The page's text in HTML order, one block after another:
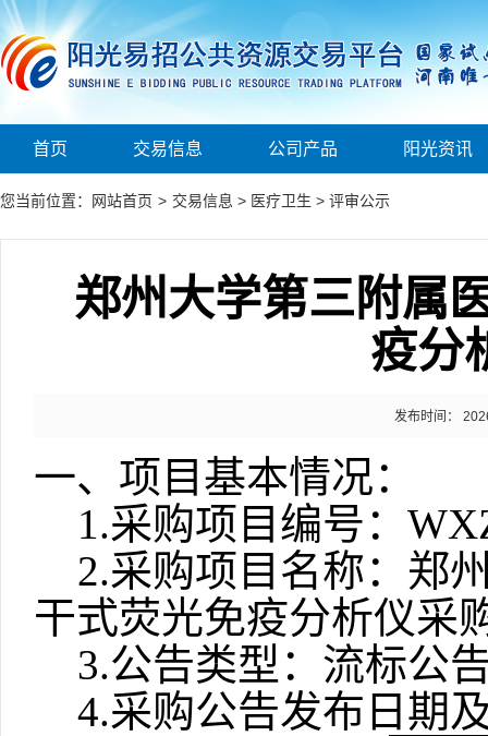
首页 交易信息 公司产品 阳光资讯
您当前位置： 网站首页 > 交易信息 > 医疗卫生 > 评审公示
郑州大学第三附属
疫分
发布时间：
一、 项目 基本情况：
1.采购项目 编号：
2.采购项目名称： 郑
干式荧光免疫分析仪采
3.公告类型： 流标公
4.采购公告发布日期